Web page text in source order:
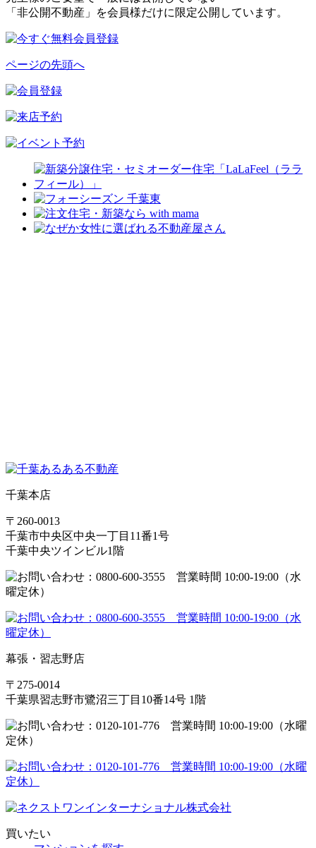
「非公開不動産」を会員様だけに限定公開しています。
ページの先頭へ
千葉本店
〒260-0013
千葉市中央区中央一丁目11番1号
千葉中央ツインビル1階
幕張・習志野店
〒275-0014
千葉県習志野市鷺沼三丁目10番14号 1階
買いたい